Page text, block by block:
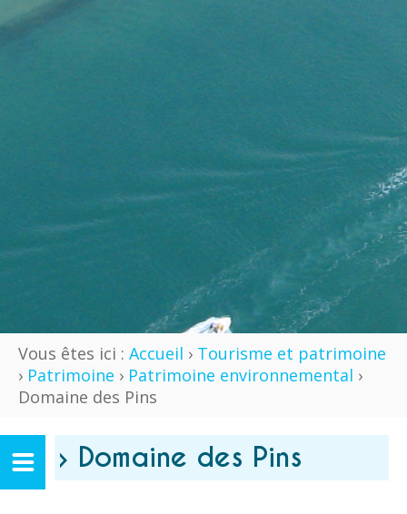
Vous êtes ici : Accueil › Tourisme et patrimoine
› Patrimoine › Patrimoine environnemental ›
Domaine des Pins
› Domaine des Pins